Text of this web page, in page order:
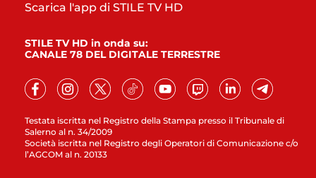
Testata iscritta nel Registro della Stampa presso il Tribunale di
Salerno al n. 34/2009
Società iscritta nel Registro degli Operatori di Comunicazione c/o
l’AGCOM al n. 20133
Scarica l'app di STILE TV HD
STILE TV HD in onda su:
CANALE 78 DEL DIGITALE TERRESTRE